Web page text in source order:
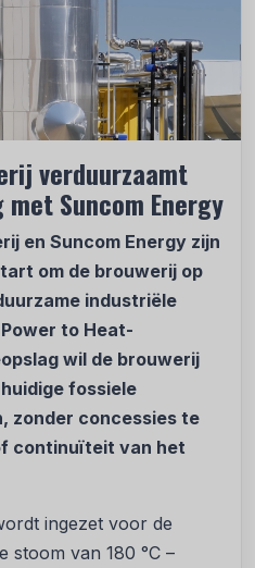
verduurzaamt
Suncom Energy
en Suncom Energy zijn
om de brouwerij op
industriële
to Heat-
wil de brouwerij
fossiele
zonder concessies te
continuïteit van het
ingezet voor de
stoom van 180 °C –